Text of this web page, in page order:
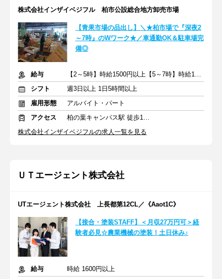
株式会社インザイベジフル 柏市公設総合地方卸売市場
【青果市場の品出し】＼★柏市場で『深夜2
～7時』のWワーク★／車通勤OK＆駐車場完
備◎
給与
【2～5時】時給1500円以上【5～7時】時給1200円以上
シフト
週3日以上 1日5時間以上
雇用形態
アルバイト・パート
アクセス
柏の葉キャンパス駅 徒歩15分
株式会社インザイベジフルの求人一覧を見る
ＵＴエージェント株式会社
UTエージェント株式会社 上長都第12CL／《Aaot1C》
【接合・塗装STAFF】＜月収27万円可＞経
験者必見☆農業機械の塗装！土日休み♪
給与
時給 1600円以上